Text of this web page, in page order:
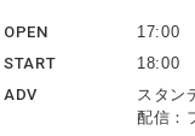
OPEN
17:00
START
18:00
ADV
スタン
配信：